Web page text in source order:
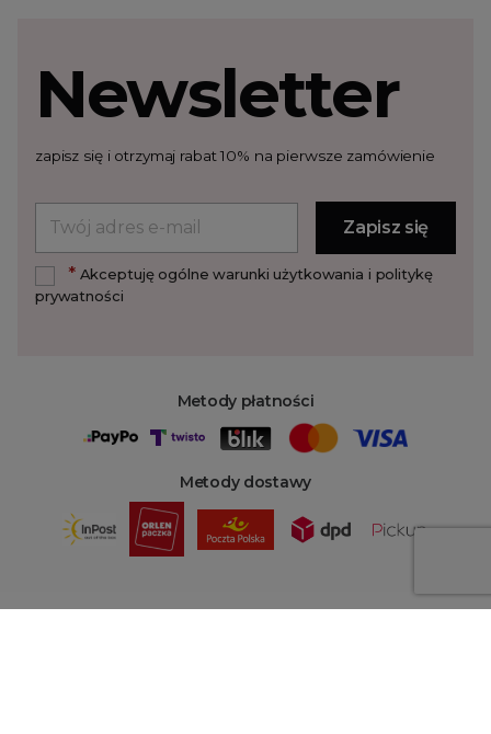
Metody płatności
Metody dostawy
Newsletter
zapisz się i otrzymaj rabat 10% na pierwsze zamówienie
*Akceptuję ogólne warunki użytkowania i politykę
prywatności